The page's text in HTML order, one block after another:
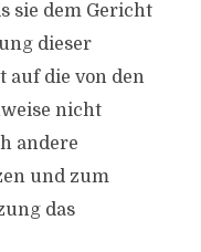
sie dem Gericht
dieser
auf die von den
nicht
andere
und zum
das